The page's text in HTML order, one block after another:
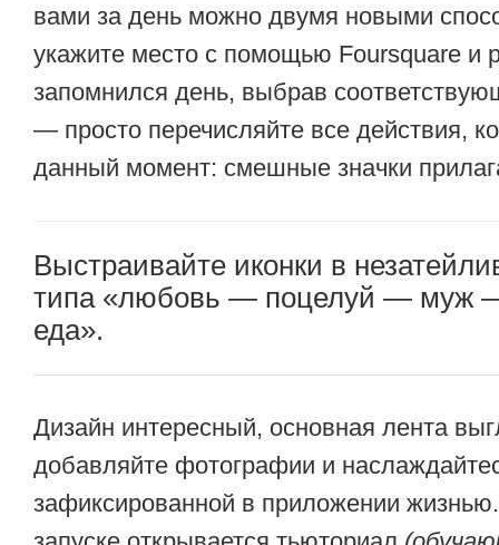
вами за день можно двумя новыми
укажите место с помощью Foursquare и
запомнился день, выбрав
— просто перечисляйте все действия,
данный момент: смешные значки
Выстраивайте иконки в
типа «любовь — поцелуй — муж
еда».
Дизайн интересный, основная лента
добавляйте фотографии и
зафиксированной в приложении